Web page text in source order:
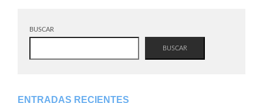
BUSCAR
BUSCAR
ENTRADAS RECIENTES